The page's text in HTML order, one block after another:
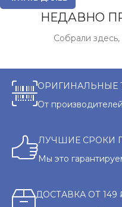
НЕДАВНО
Собрали
ОРИГИНАЛЬНЫЕ
От производителей
ЛУЧШИЕ СРОКИ
Мы это
ДОСТАВКА ОТ 149